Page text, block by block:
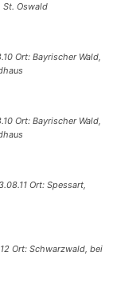
St. Oswald
Ort: Bayrischer Wald,
Ort: Bayrischer Wald,
Ort: Spessart,
Ort: Schwarzwald, bei